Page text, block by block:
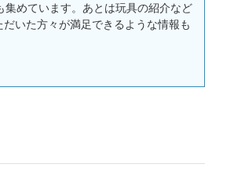
めています。あとは玩具の紹介など
いた方々が満足できるような情報も